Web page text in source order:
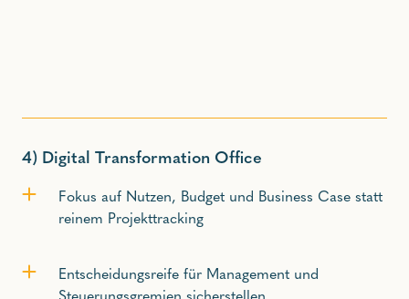
4) Digital Transformation Office
Fokus auf Nutzen, Budget und Business Case statt
reinem Projekttracking
Entscheidungsreife für Management und